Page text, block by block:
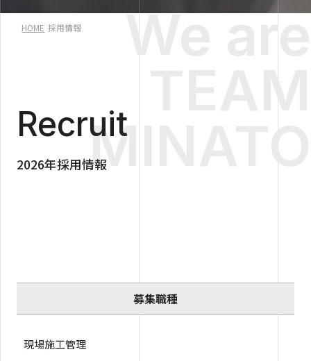
HOME 採用情報
We are
MINATO
Recruit
2026年採用情報
募集職種
現場施工管理